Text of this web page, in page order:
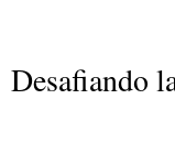
Desafiando